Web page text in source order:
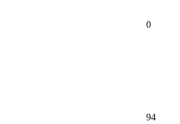
0
94